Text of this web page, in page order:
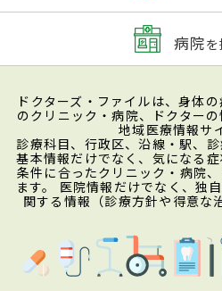
病院
ドクターズ・ファイルは、身体
のクリニック・病院、ドクター
地域医療情報サ
診療科目、行政区、沿線・駅、
基本情報だけでなく、気になる
条件に合ったクリニック・病院
ます。 医院情報だけでなく、独
関する情報（診療方針や得意な